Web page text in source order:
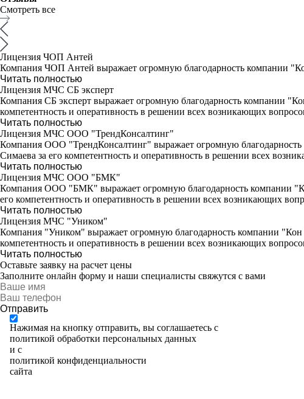
Смотреть все
Лицензия ЧОП Антей
Компания ЧОП Антей выражает огромную благодарность компании
Читать полностью
Лицензия МЧС СБ эксперт
Компания СБ эксперт выражает огромную благодарность компании
компетентность и оперативность в решении всех возникающих
Читать полностью
Лицензия МЧС ООО "ТрендКонсалтинг"
Компания ООО "ТрендКонсалтинг" выражает огромную
Симаева за его компетентность и оперативность в решении всех
Читать полностью
Лицензия МЧС ООО "БМК"
Компания ООО "БМК" выражает огромную благодарность компании
его компетентность и оперативность в решении всех возникающих
Читать полностью
Лицензия МЧС "Уником"
Компания "Уником" выражает огромную благодарность компании "Кон
компетентность и оперативность в решении всех возникающих
Читать полностью
Оставьте заявку на расчет цены
Заполните онлайн форму и наши специалисты свяжутся с вами
Отправить
Нажимая на кнопку отправить, вы соглашаетесь с
политикой обработки персональных данных
и с
политикой конфиденциальности
сайта